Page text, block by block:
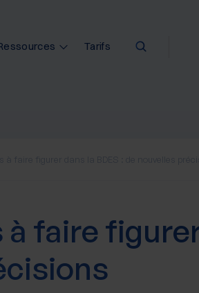
Tarifs
faire